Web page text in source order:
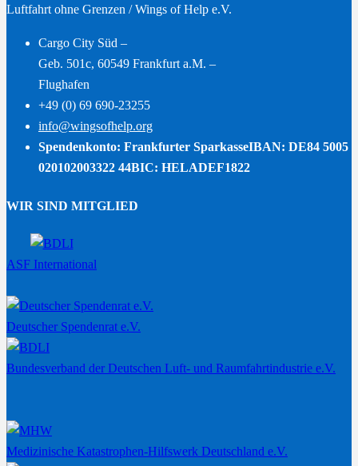
Luftfahrt ohne Grenzen / Wings of Help e.V.
Cargo City Süd –
Geb. 501c, 60549 Frankfurt a.M. –
Flughafen
+49 (0) 69 690-23255
info@wingsofhelp.org
Spendenkonto: Frankfurter SparkasseIBAN: DE84 5005
020102003322 44BIC: HELADEF1822
WIR SIND MITGLIED
ASF International
Deutscher Spendenrat e.V.
Bundesverband der Deutschen Luft- und Raumfahrtindustrie e.V.
Medizinische Katastrophen-Hilfswerk Deutschland e.V.